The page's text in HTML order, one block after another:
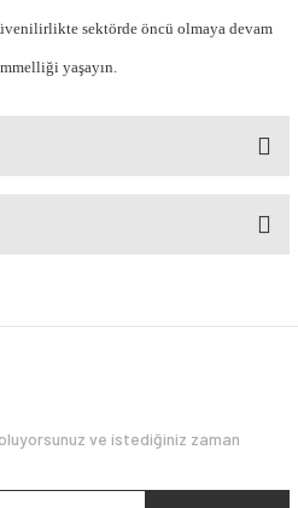
sektörde öncü olmaya devam
yaşayın.
ve istediğiniz zaman